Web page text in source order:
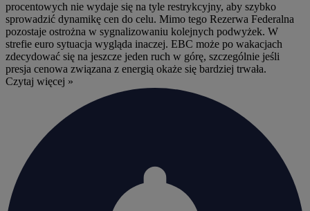
procentowych nie wydaje się na tyle restrykcyjny, aby szybko
sprowadzić dynamikę cen do celu. Mimo tego Rezerwa Federalna
pozostaje ostrożna w sygnalizowaniu kolejnych podwyżek. W
strefie euro sytuacja wygląda inaczej. EBC może po wakacjach
zdecydować się na jeszcze jeden ruch w górę, szczególnie jeśli
presja cenowa związana z energią okaże się bardziej trwała.
Czytaj więcej »